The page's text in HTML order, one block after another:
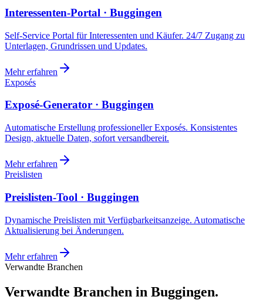
Interessenten-Portal · Buggingen
Self-Service Portal für Interessenten und Käufer. 24/7 Zugang zu
Unterlagen, Grundrissen und Updates.
Mehr erfahren
Exposés
Exposé-Generator · Buggingen
Automatische Erstellung professioneller Exposés. Konsistentes
Design, aktuelle Daten, sofort versandbereit.
Mehr erfahren
Preislisten
Preislisten-Tool · Buggingen
Dynamische Preislisten mit Verfügbarkeitsanzeige. Automatische
Aktualisierung bei Änderungen.
Mehr erfahren
Verwandte Branchen
Verwandte Branchen in Buggingen.